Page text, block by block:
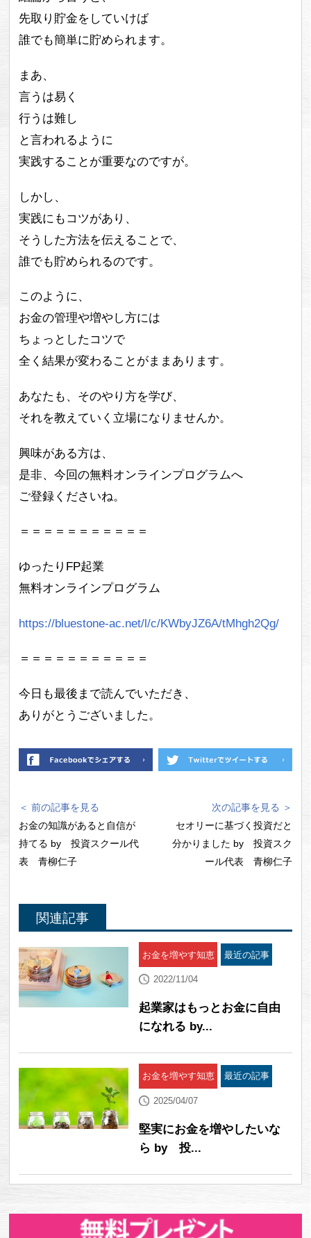
先取り貯金をしていけば
誰でも簡単に貯められます。
まあ、
言うは易く
行うは難し
と言われるように
実践することが重要なのですが。
しかし、
実践にもコツがあり、
そうした方法を伝えることで、
誰でも貯められるのです。
このように、
お金の管理や増やし方には
ちょっとしたコツで
全く結果が変わることがままあります。
あなたも、そのやり方を学び、
それを教えていく立場になりませんか。
興味がある方は、
是非、今回の無料オンラインプログラムへ
ご登録くださいね。
＝＝＝＝＝＝＝＝＝＝＝
ゆったりFP起業
無料オンラインプログラム
https://bluestone-ac.net/l/c/KWbyJZ6A/tMhgh2Qg/
＝＝＝＝＝＝＝＝＝＝＝
今日も最後まで読んでいただき、
ありがとうございました。
＜ 前の記事を見る
お金の知識があると自信が
持てる by 投資スクール代
表 青柳仁子
次の記事を見る ＞
セオリーに基づく投資だと
分かりました by 投資スク
ール代表 青柳仁子
関連記事
お金を増やす知恵 最近の記事
2022/11/04
起業家はもっとお金に自由
になれる by...
お金を増やす知恵 最近の記事
2025/04/07
堅実にお金を増やしたいな
ら by 投...